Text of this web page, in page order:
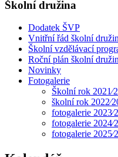
Školní družina
Dodatek ŠVP
Vnitřní řád školní
Školní vzdělávací
Roční plán školní
Novinky
Fotogalerie
Školní rok
školní rok
fotogalerie
fotogalerie
fotogalerie